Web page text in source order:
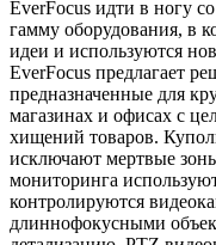
EverFocus идти в ногу
гамму оборудования, в
идеи и используются
EverFocus предлагает
предназначенные для
магазинах и офисах с
хищений товаров.
исключают мертвые
мониторинга
контролируются
длиннофокусными